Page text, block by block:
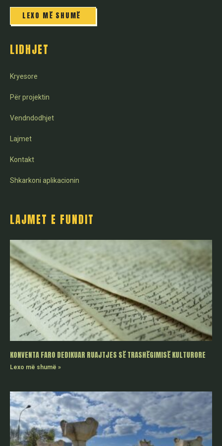
LEXO MË SHUMË
LIDHJET
Kryesore
Për projektin
Vendndodhjet
Lajmet
Kontakt
Shkarkoni aplikacionin
LAJMET E FUNDIT
KONVENTA FARO DEDIKUAR RUAJTJES SË TRASHËGIMISË KULTURORE
Lexo më shumë »